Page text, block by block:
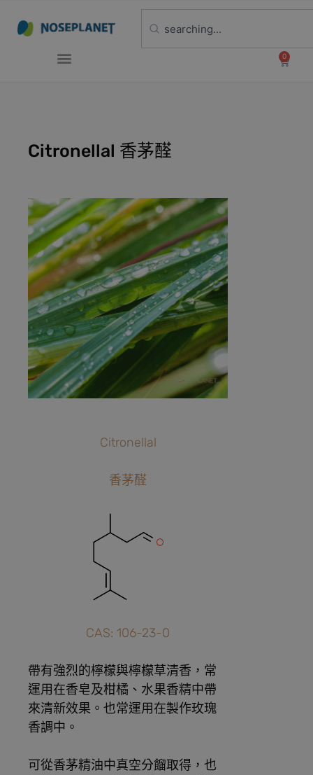
0
Citronellal 香茅醛
Citronellal
香茅醛
CAS: 106-23-0
帶有強烈的檸檬與檸檬草清香，常
運用在香皂及柑橘、水果香精中帶
來清新效果。也常運用在製作玫瑰
香調中。
可從香茅精油中真空分餾取得，也